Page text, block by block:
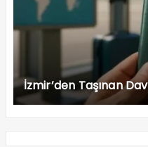
İzmir’den Taşınan